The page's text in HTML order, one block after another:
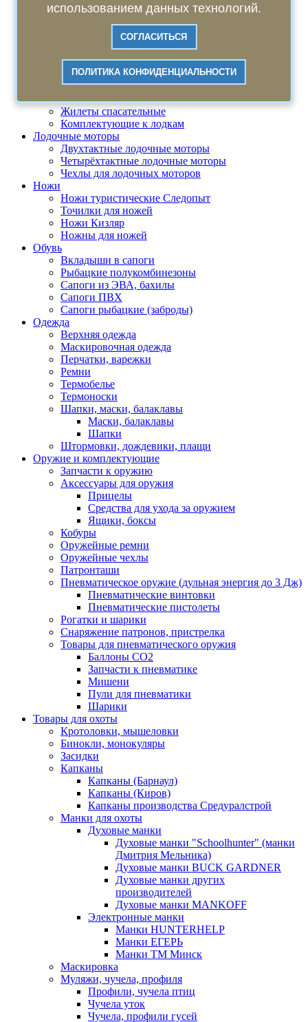
Ремни армейские
Рюкзаки, вещмешки
Фото и аудио техника производства СССР
Химическая защита
Шанцевый инструмент
Запчасти к советским лодочным моторам
Лодки ПВХ и комплектующие
Весла, лопасти, насосы
Жилеты спасательные
Комплектующие к лодкам
Лодочные моторы
Двухтактные лодочные моторы
Четырёхтактные лодочные моторы
Чехлы для лодочных моторов
Ножи
Ножи туристические Следопыт
Точилки для ножей
Ножи Кизляр
Ножны для ножей
Обувь
Вкладыши в сапоги
Рыбацкие полукомбинезоны
Сапоги из ЭВА, бахилы
Сапоги ПВХ
Сапоги рыбацкие (заброды)
Одежда
Верхняя одежда
Маскировочная одежда
Перчатки, варежки
Ремни
Термобелье
Термоноски
Шапки, маски, балаклавы
Маски, балаклавы
Шапки
Штормовки, дождевики, плащи
Оружие и комплектующие
Запчасти к оружию
Аксессуары для оружия
Прицелы
Средства для ухода за оружием
Ящики, боксы
Кобуры
Оружейные ремни
Оружейные чехлы
Патронташи
Пневматическое оружие (дульная энергия до 3 Дж)
Пневматические винтовки
Пневматические пистолеты
Рогатки и шарики
Снаряжение патронов, пристрелка
Товары для пневматического оружия
Баллоны СО2
Запчасти к пневматике
Мишени
Пули для пневматики
Шарики
Товары для охоты
Кротоловки, мышеловки
Бинокли, монокуляры
Засидки
Капканы
Капканы (Барнаул)
Капканы (Киров)
Капканы производства Средуралстрой
Манки для охоты
Духовые манки
Духовые манки "Schoolhunter" (манки
Дмитрия Мельника)
Духовые манки BUCK GARDNER
Духовые манки других
производителей
Духовые манки MANKOFF
Электронные манки
Манки HUNTERHELP
Манки ЕГЕРЬ
Манки ТМ Минск
Маскировка
Муляжи, чучела, профиля
Профили, чучела птиц
Чучела уток
Чучела, профили гусей
использованием данных технологий.
СОГЛАСИТЬСЯ
ПОЛИТИКА КОНФИДЕНЦИАЛЬНОСТИ